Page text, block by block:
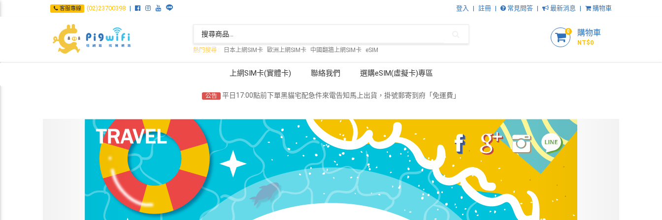
客服專線 (02)23700398 登入 註冊 常見問答 最新消息 購物車
熱門搜尋 : 日本上網SIM卡 歐洲上網SIM卡 中國翻牆上網SIM卡 eSIM
0 購物車
NT$0
上網SIM卡(實體卡) 聯絡我們 選購eSIM(虛擬卡)專區
公告 平日17:00點前下單黑貓宅配急件來電告知馬上出貨，掛號郵寄到府「免運費」
Previous Next